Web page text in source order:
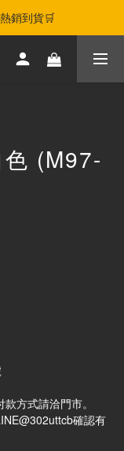
上商城❣️
銷到貨🛒
商城❣️
(M97-
方式請洽門市。
確認有